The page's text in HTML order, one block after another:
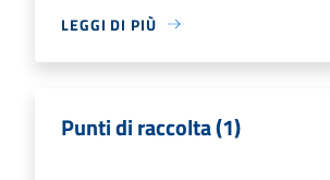
LEGGI DI PIÙ
Punti di raccolta (1)